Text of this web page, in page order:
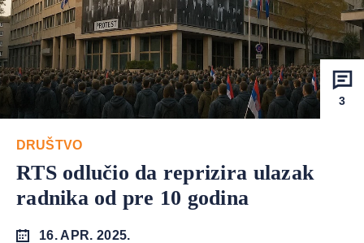
3
DRUŠTVO
RTS odlučio da reprizira ulazak
radnika od pre 10 godina
16. APR. 2025.